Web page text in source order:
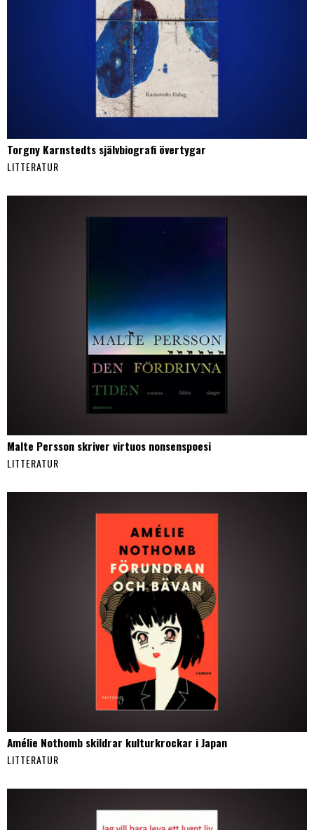
Torgny Karnstedts självbiografi övertygar
LITTERATUR
Malte Persson skriver virtuos nonsenspoesi
LITTERATUR
Amélie Nothomb skildrar kulturkrockar i Japan
LITTERATUR